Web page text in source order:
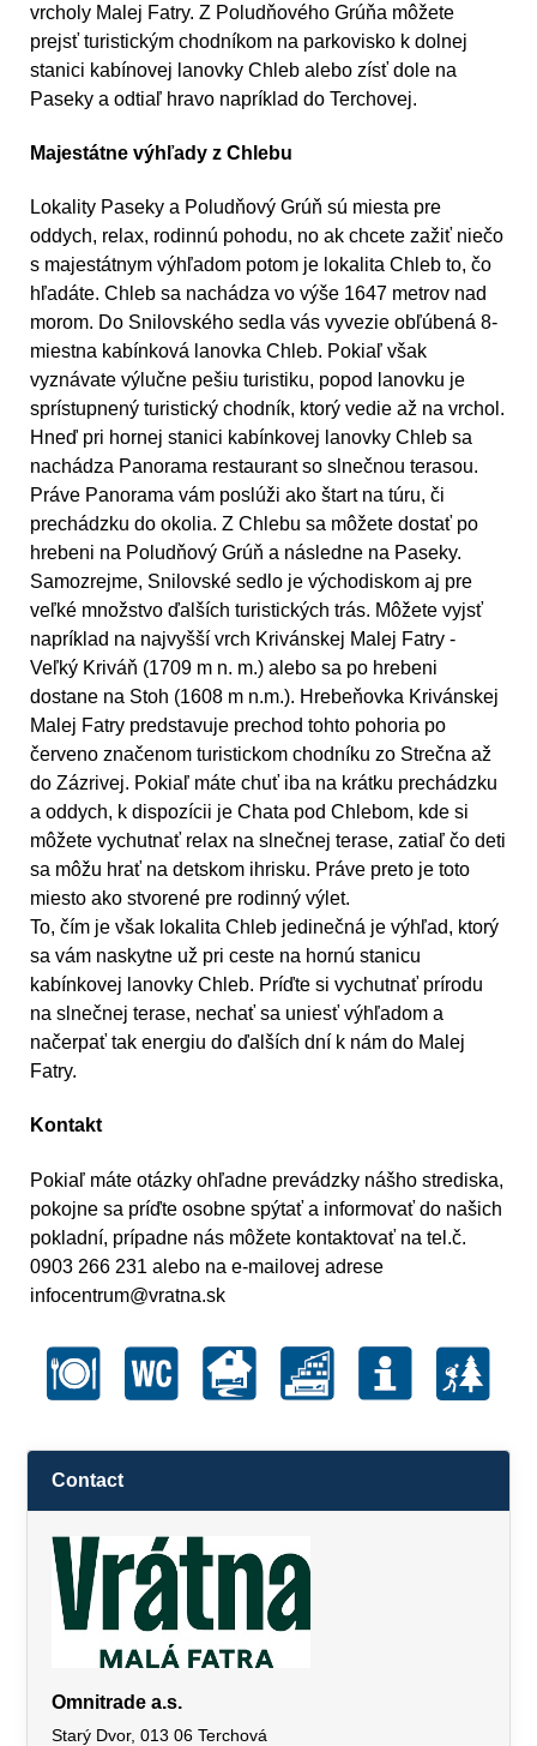
vrcholy Malej Fatry. Z Poludňového Grúňa môžete
prejsť turistickým chodníkom na parkovisko k dolnej
stanici kabínovej lanovky Chleb alebo zísť dole na
Paseky a odtiaľ hravo napríklad do Terchovej.
Majestátne výhľady z Chlebu
Lokality Paseky a Poludňový Grúň sú miesta pre
oddych, relax, rodinnú pohodu, no ak chcete zažiť niečo
s majestátnym výhľadom potom je lokalita Chleb to, čo
hľadáte. Chleb sa nachádza vo výše 1647 metrov nad
morom. Do Snilovského sedla vás vyvezie obľúbená 8-
miestna kabínková lanovka Chleb. Pokiaľ však
vyznávate výlučne pešiu turistiku, popod lanovku je
sprístupnený turistický chodník, ktorý vedie až na vrchol.
Hneď pri hornej stanici kabínkovej lanovky Chleb sa
nachádza Panorama restaurant so slnečnou terasou.
Práve Panorama vám poslúži ako štart na túru, či
prechádzku do okolia. Z Chlebu sa môžete dostať po
hrebeni na Poludňový Grúň a následne na Paseky.
Samozrejme, Snilovské sedlo je východiskom aj pre
veľké množstvo ďalších turistických trás. Môžete vyjsť
napríklad na najvyšší vrch Krivánskej Malej Fatry -
Veľký Kriváň (1709 m n. m.) alebo sa po hrebeni
dostane na Stoh (1608 m n.m.). Hrebeňovka Krivánskej
Malej Fatry predstavuje prechod tohto pohoria po
červeno značenom turistickom chodníku zo Strečna až
do Zázrivej. Pokiaľ máte chuť iba na krátku prechádzku
a oddych, k dispozícii je Chata pod Chlebom, kde si
môžete vychutnať relax na slnečnej terase, zatiaľ čo deti
sa môžu hrať na detskom ihrisku. Práve preto je toto
miesto ako stvorené pre rodinný výlet.
To, čím je však lokalita Chleb jedinečná je výhľad, ktorý
sa vám naskytne už pri ceste na hornú stanicu
kabínkovej lanovky Chleb. Príďte si vychutnať prírodu
na slnečnej terase, nechať sa uniesť výhľadom a
načerpať tak energiu do ďalších dní k nám do Malej
Fatry.
Kontakt
Pokiaľ máte otázky ohľadne prevádzky nášho strediska,
pokojne sa príďte osobne spýtať a informovať do našich
pokladní, prípadne nás môžete kontaktovať na tel.č.
0903 266 231 alebo na e-mailovej adrese
infocentrum@vratna.sk
Contact
Omnitrade a.s.
Starý Dvor, 013 06 Terchová